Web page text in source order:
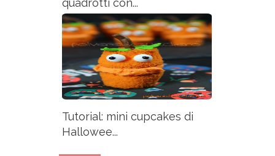
quadrotti con...
Tutorial: mini cupcakes di
Hallowee...